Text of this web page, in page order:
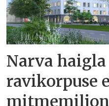
Narva
ravikorpuse